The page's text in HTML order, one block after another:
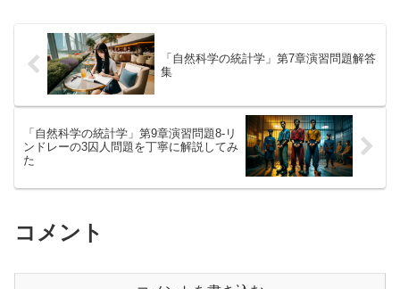
「自然科学の統計学」第7章演習問題解答
集
「自然科学の統計学」第9章演習問題8-リ
ンドレーの3囚人問題を丁寧に解説してみ
た
コメント